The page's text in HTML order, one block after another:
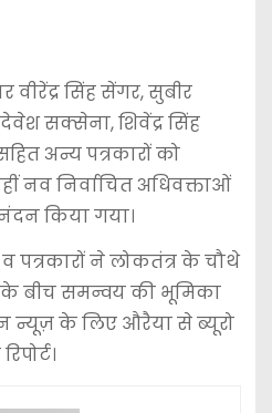
वीरेंद्र सिंह सेंगर, सुबीर
देवेश सक्सेना, शिवेंद्र सिंह
अन्य पत्रकारों को
नव निर्वाचित अधिवक्ताओं
किया गया।
पत्रकारों ने लोकतंत्र के चौथे
बीच समन्वय की भूमिका
न्यूज़ के लिए औरैया से ब्यूरो